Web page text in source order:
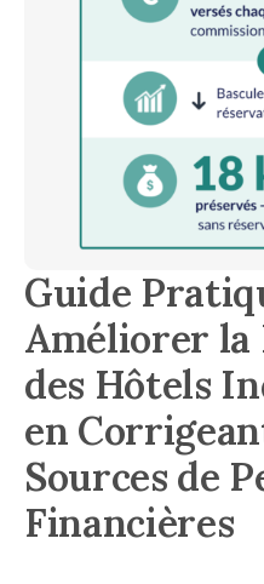
Guide
Améliorer la
des Hôtels
en
Sources de
Financières